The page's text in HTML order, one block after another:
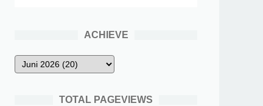
ACHIEVE
TOTAL PAGEVIEWS